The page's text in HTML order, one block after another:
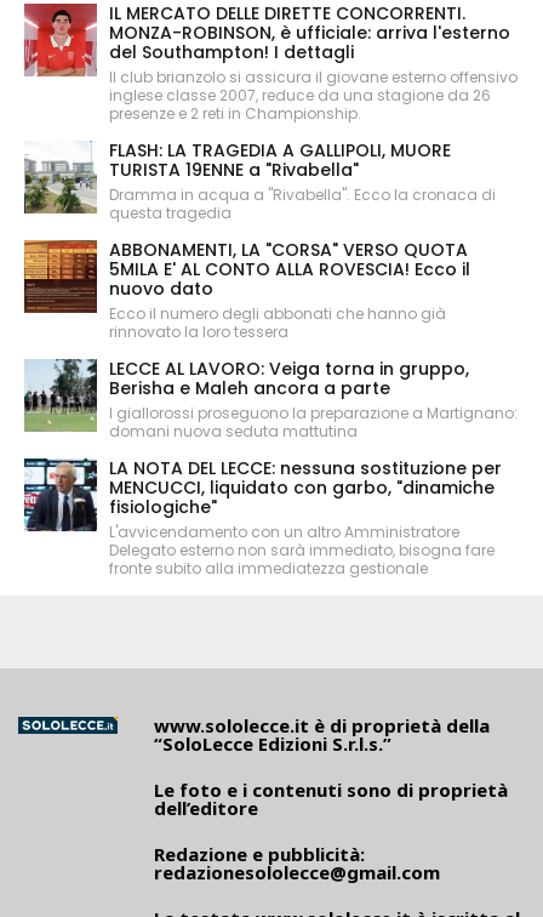
IL MERCATO DELLE DIRETTE CONCORRENTI.
MONZA-ROBINSON, è ufficiale: arriva l'esterno
del Southampton! I dettagli
Il club brianzolo si assicura il giovane esterno offensivo
inglese classe 2007, reduce da una stagione da 26
presenze e 2 reti in Championship.
FLASH: LA TRAGEDIA A GALLIPOLI, MUORE
TURISTA 19ENNE a "Rivabella"
Dramma in acqua a "Rivabella". Ecco la cronaca di
questa tragedia
ABBONAMENTI, LA "CORSA" VERSO QUOTA
5MILA E' AL CONTO ALLA ROVESCIA! Ecco il
nuovo dato
Ecco il numero degli abbonati che hanno già
rinnovato la loro tessera
LECCE AL LAVORO: Veiga torna in gruppo,
Berisha e Maleh ancora a parte
I giallorossi proseguono la preparazione a Martignano:
domani nuova seduta mattutina
LA NOTA DEL LECCE: nessuna sostituzione per
MENCUCCI, liquidato con garbo, "dinamiche
fisiologiche"
L'avvicendamento con un altro Amministratore
Delegato esterno non sarà immediato, bisogna fare
fronte subito alla immediatezza gestionale
www.sololecce.it è di proprietà della
“SoloLecce Edizioni S.r.l.s.”
Le foto e i contenuti sono di proprietà
dell’editore
Redazione e pubblicità:
redazionesololecce@gmail.com